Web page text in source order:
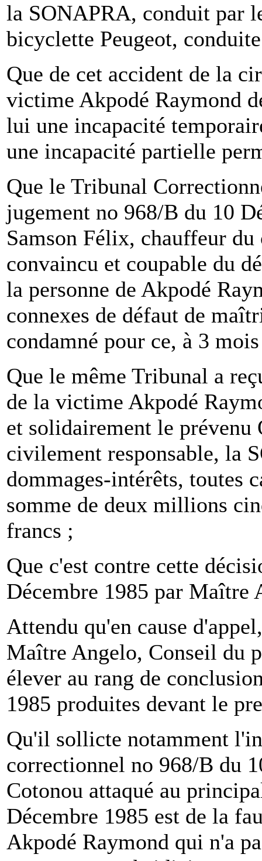
la SONAPRA, conduit par
bicyclette Peugeot,
Que de cet accident de la
victime Akpodé Raymond
lui une incapacité
une incapacité partielle
Que le Tribunal
jugement no 968/B du 10
Samson Félix, chauffeur
convaincu et coupable du
la personne de Akpodé
connexes de défaut de
condamné pour ce, à 3
Que le même Tribunal a
de la victime Akpodé
et solidairement le prévenu
civilement responsable, la
dommages-intérêts, toutes
somme de deux millions
francs ;
Que c'est contre cette
Décembre 1985 par Maître
Attendu qu'en cause
Maître Angelo, Conseil du
élever au rang de
1985 produites devant le
Qu'il sollicte notamment
correctionnel no 968/B du
Cotonou attaqué au
Décembre 1985 est de la
Akpodé Raymond qui n'a